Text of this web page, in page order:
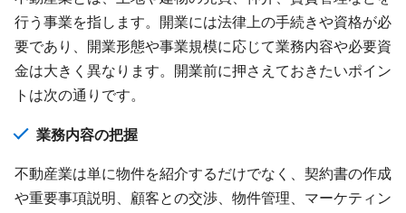
行う事業を指します。開業には法律上の手続きや資格が必
要であり、開業形態や事業規模に応じて業務内容や必要資
金は大きく異なります。開業前に押さえておきたいポイン
トは次の通りです。
業務内容の把握
不動産業は単に物件を紹介するだけでなく、契約書の作成
や重要事項説明、顧客との交渉、物件管理、マーケティン